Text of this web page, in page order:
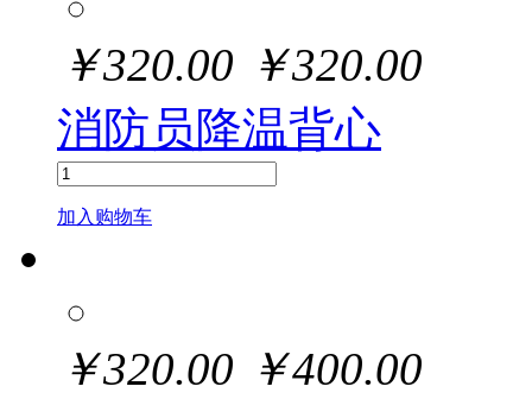
￥320.00 ￥320.00
消防员降温背心
加入购物车
￥320.00 ￥400.00